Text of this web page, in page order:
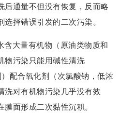
后通量不但没有恢复，反而略
择错误引发的二次污染。
含大量有机物（原油类物质和
物污染只能用碱性清洗
配合氧化剂（次氯酸钠，低浓
洗对有机物污染几乎没有效
面形成二次黏性沉积。